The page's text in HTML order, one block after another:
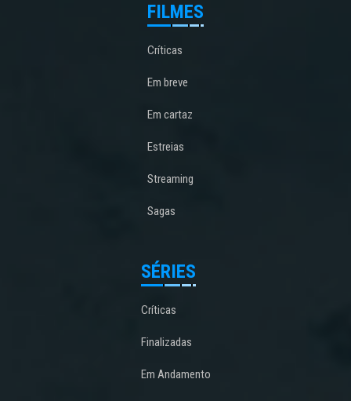
FILMES
Críticas
Em breve
Em cartaz
Estreias
Streaming
Sagas
SÉRIES
Críticas
Finalizadas
Em Andamento